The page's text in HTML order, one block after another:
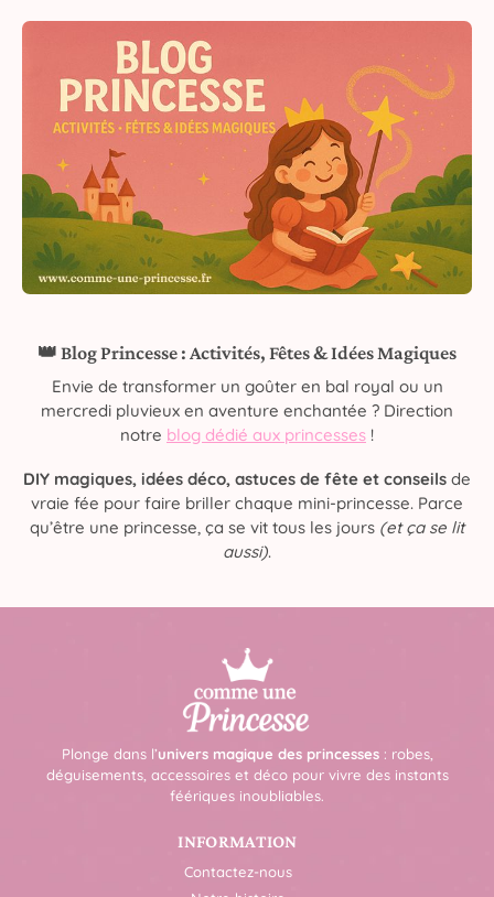
👑 Blog Princesse : Activités, Fêtes & Idées Magiques
Envie de transformer un goûter en bal royal ou un
mercredi pluvieux en aventure enchantée ? Direction
notre blog dédié aux princesses !
DIY magiques, idées déco, astuces de fête et conseils de
vraie fée pour faire briller chaque mini-princesse. Parce
qu’être une princesse, ça se vit tous les jours (et ça se lit
aussi).
Plonge dans l’univers magique des princesses: robes,
déguisements, accessoires et déco pour vivre des instants
féériques inoubliables.
INFORMATION
Contactez-nous